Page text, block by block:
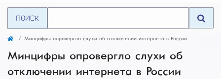
ПОИСК
Минцифры опровергло слухи об отключении интернета в России
Минцифры опровергло слухи об
отключении интернета в России